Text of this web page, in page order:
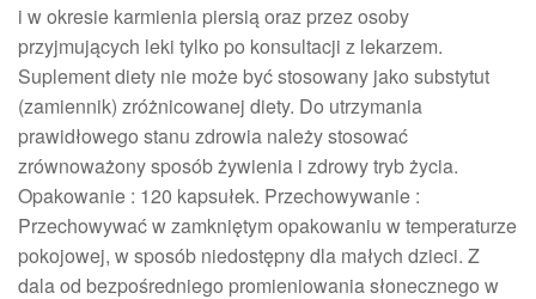
i w okresie karmienia piersią oraz przez osoby
przyjmujących leki tylko po konsultacji z lekarzem.
Suplement diety nie może być stosowany jako substytut
(zamiennik) zróżnicowanej diety. Do utrzymania
prawidłowego stanu zdrowia należy stosować
zrównoważony sposób żywienia i zdrowy tryb życia.
Opakowanie : 120 kapsułek. Przechowywanie :
Przechowywać w zamkniętym opakowaniu w temperaturze
pokojowej, w sposób niedostępny dla małych dzieci. Z
dala od bezpośredniego promieniowania słonecznego w